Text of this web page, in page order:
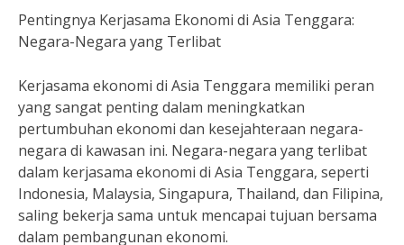
Pentingnya Kerjasama Ekonomi di Asia Tenggara:
Negara-Negara yang Terlibat
Kerjasama ekonomi di Asia Tenggara memiliki peran
yang sangat penting dalam meningkatkan
pertumbuhan ekonomi dan kesejahteraan negara-
negara di kawasan ini. Negara-negara yang terlibat
dalam kerjasama ekonomi di Asia Tenggara, seperti
Indonesia, Malaysia, Singapura, Thailand, dan Filipina,
saling bekerja sama untuk mencapai tujuan bersama
dalam pembangunan ekonomi.